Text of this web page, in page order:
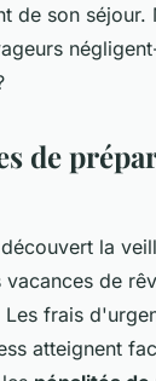
de son séjour.
de
la
de
frais
atteignent